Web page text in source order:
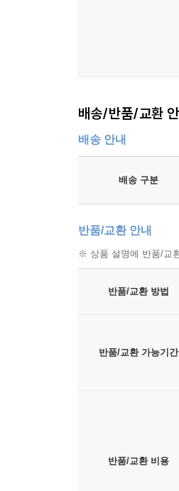
회 식으로 카메라 노
보면 일종의 예정된
먼저 탄탄한 시나리
미가 아니다. 소비
고 시크하게’ 소비
우리 사회의 관음증
브라더보다 더 집요
작됐다. 이들은 낯선
라보는 일상 속의
인 세상의 ‘놀잇감’
Hybrid Patchworks /
산업 간의 경계가
‘하이브리드’적인
Organize your
‘판’이 벌어진다.
이제 곧 시장의 새로
Reboot everything /
시간의 재해석, 다
사회문제를 해결하
예측은 불가능하지
스토리, 흔한 마케
경험을 원하는 소비
Eyes on you, eyes
배송/반품/교환
배송 안내
배송 구분
반품/교환 안내
※ 상품 설명에 반품/교
반품/교환 방법
반품/교환 가능기간
반품/교환 비용